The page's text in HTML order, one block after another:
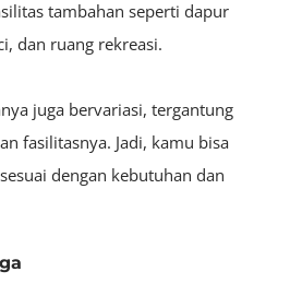
tambahan seperti dapur
dan ruang rekreasi.
juga bervariasi, tergantung
fasilitasnya. Jadi, kamu bisa
dengan kebutuhan dan